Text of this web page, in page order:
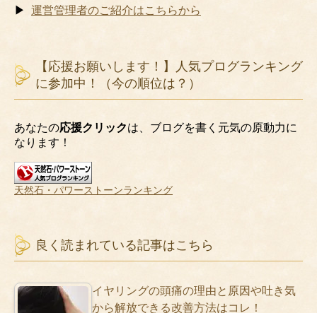
▶ 運営管理者のご紹介はこちらから
【応援お願いします！】人気プログランキング
に参加中！（今の順位は？）
あなたの応援クリックは、ブログを書く元気の原動力に
なります！
天然石・パワーストーンランキング
良く読まれている記事はこちら
イヤリングの頭痛の理由と原因や吐き気
から解放できる改善方法はコレ！